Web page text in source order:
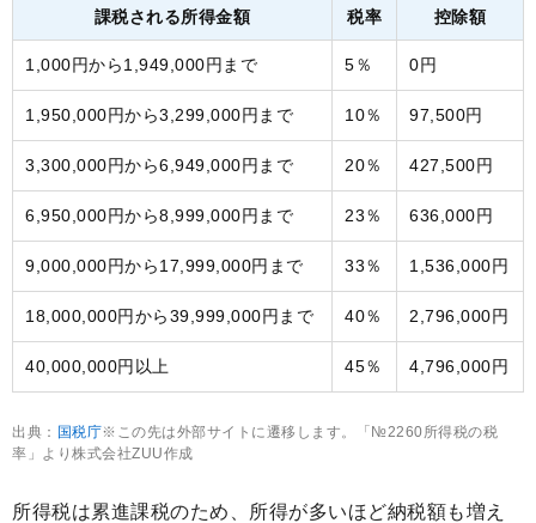
課税される所得金額 税率 控除額
1,000円から1,949,000円まで 5％ 0円
1,950,000円から3,299,000円まで 10％ 97,500円
3,300,000円から6,949,000円まで 20％ 427,500円
6,950,000円から8,999,000円まで 23％ 636,000円
9,000,000円から17,999,000円まで 33％ 1,536,000円
18,000,000円から39,999,000円まで 40％ 2,796,000円
40,000,000円以上 45％ 4,796,000円
出典： 国税庁※この先は外部サイトに遷移します。「№2260所得税の税
率」より株式会社ZUU作成
所得税は累進課税のため、所得が多いほど納税額も増え